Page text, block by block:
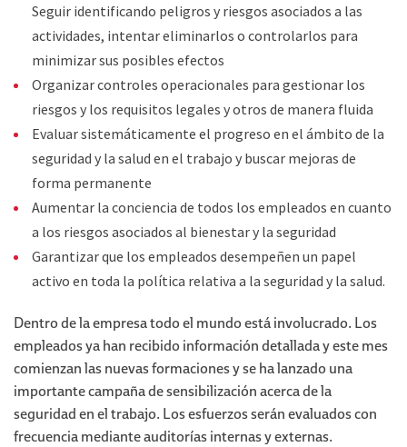
Seguir identificando peligros y riesgos asociados a las
actividades, intentar eliminarlos o controlarlos para
minimizar sus posibles efectos
Organizar controles operacionales para gestionar los
riesgos y los requisitos legales y otros de manera fluida
Evaluar sistemáticamente el progreso en el ámbito de la
seguridad y la salud en el trabajo y buscar mejoras de
forma permanente
Aumentar la conciencia de todos los empleados en cuanto
a los riesgos asociados al bienestar y la seguridad
Garantizar que los empleados desempeñen un papel
activo en toda la política relativa a la seguridad y la salud.
Dentro de la empresa todo el mundo está involucrado. Los
empleados ya han recibido información detallada y este mes
comienzan las nuevas formaciones y se ha lanzado una
importante campaña de sensibilización acerca de la
seguridad en el trabajo. Los esfuerzos serán evaluados con
frecuencia mediante auditorías internas y externas.